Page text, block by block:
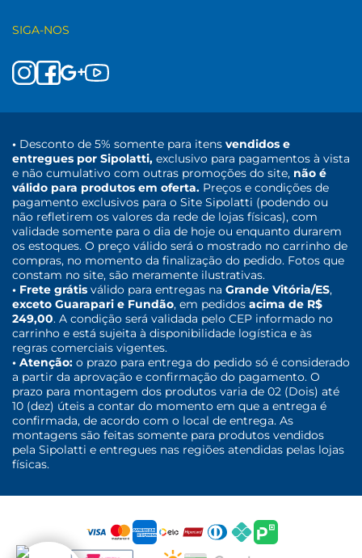
SIGA-NOS
• Desconto de 5% somente para itens vendidos e
entregues por Sipolatti, exclusivo para pagamentos à vista
e não cumulativo com outras promoções do site, não é
válido para produtos em oferta. Preços e condições de
pagamento exclusivos para o Site Sipolatti (podendo ou
não refletirem os valores da rede de lojas físicas), com
validade somente para o dia de hoje ou enquanto durarem
os estoques. O preço válido será o mostrado no carrinho de
compras, no momento da finalização do pedido. Fotos que
constam no site, são meramente ilustrativas.
• Frete grátis válido para entregas na Grande Vitória/ES,
exceto Guarapari e Fundão, em pedidos acima de R$
249,00. A condição será validada pelo CEP informado no
carrinho e está sujeita à disponibilidade logística e às
regras comerciais vigentes.
• Atenção: o prazo para entrega do pedido só é considerado
a partir da aprovação e confirmação do pagamento. O
prazo para montagem dos produtos varia de 02 (Dois) até
10 (dez) úteis a contar do momento em que a entrega é
confirmada, de acordo com o local de entrega. As
montagens são feitas somente para produtos vendidos
pela Sipolatti e entregues nas regiões atendidas pelas lojas
físicas.